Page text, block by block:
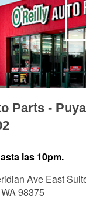
Parts -
las 10pm.
Ave East
98375